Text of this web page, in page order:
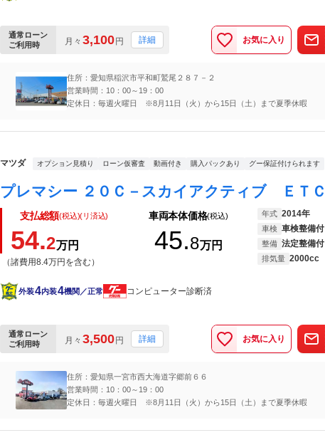
通常ローン
ご利用時
月々 3,100円 詳細 お気に入り
住所：愛知県稲沢市平和町鷲尾２８７－２
営業時間：10：00～19：00
定休日：毎週火曜日 ※8月11日（火）から15日（土）まで夏季休暇
マツダ オプション見積り ローン仮審査 動画付き 購入パックあり グー保証付けられます
支払総額(税込)(リ済込)
54.2万円
（諸費用8.4万円を含む）
車両本体価格(税込)
45.8万円
年式 2014年
車検 車検整備付
整備 法定整備付
排気量 2000cc
外装4内装4機関／正常 コンピューター診断済
通常ローン
ご利用時
月々 3,500円 詳細 お気に入り
住所：愛知県一宮市西大海道字郷前６６
営業時間：10：00～19：00
定休日：毎週火曜日 ※8月11日（火）から15日（土）まで夏季休暇